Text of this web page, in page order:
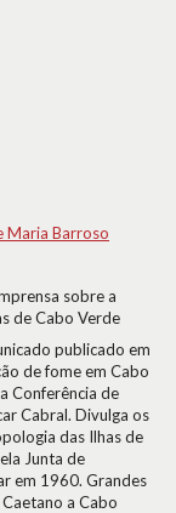
Maria Barroso
sobre a
de Cabo Verde
publicado em
de fome em Cabo
Conferência de
Cabral. Divulga os
das Ilhas de
Junta de
em 1960. Grandes
a Cabo